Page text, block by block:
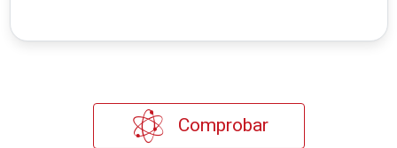
Comprobar